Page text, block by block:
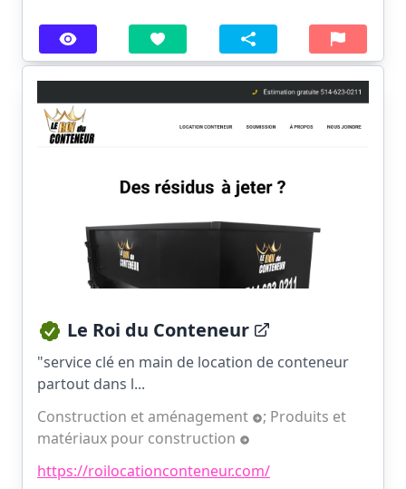
Le Roi du Conteneur
"service clé en main de location de conteneur
partout dans l...
Construction et aménagement
; Produits et
matériaux pour construction
https://roilocationconteneur.com/